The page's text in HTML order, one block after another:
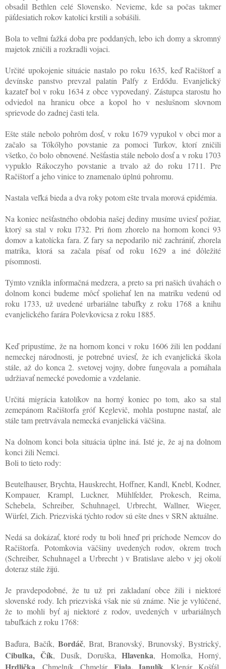
obsadil Bethlen celé Slovensko. Nevieme, kde sa počas takmer
päťdesiatich rokov katolíci krstili a sobášili.
Bola to veľmi ťažká doba pre poddaných, lebo ich domy a skromný
majetok zničili a rozkradli vojaci.
Určité upokojenie situácie nastalo po roku 1635, keď Račištorf a
devínske panstvo prevzal palatín Palfy z Erdődu. Evanjelický
kazateľ bol v roku 1634 z obce vypovedaný. Zástupca starostu ho
odviedol na hranicu obce a kopol ho v neslušnom slovnom
sprievode do zadnej časti tela.
Ešte stále nebolo pohrôm dosť, v roku 1679 vypukol v obci mor a
začalo sa Tőkőlyho povstanie za pomoci Turkov, ktorí zničili
všetko, čo bolo obnovené. Nešťastia stále nebolo dosť a v roku 1703
vypuklo Rákoczyho povstanie a trvalo až do roku 1711. Pre
Račištorf a jeho vinice to znamenalo úplnú pohromu.
Nastala veľká bieda a dva roky potom ešte trvala morová epidémia.
Na koniec nešťastného obdobia našej dediny musíme uviesť požiar,
ktorý sa stal v roku l732. Pri ňom zhorelo na hornom konci 93
domov a katolícka fara. Z fary sa nepodarilo nič zachrániť, zhorela
matrika, ktorá sa začala písať od roku 1629 a iné dôležité
písomnosti.
Týmto vznikla informačná medzera, a preto sa pri našich úvahách o
dolnom konci budeme môcť spoliehať len na matriku vedenú od
roku 1733, už uvedené urbariálne tabuľky z roku 1768 a knihu
evanjelického farára Polevkovicsa z roku 1885.
Keď pripustíme, že na hornom konci v roku 1606 žili len poddaní
nemeckej národnosti, je potrebné uviesť, že ich evanjelická škola
stále, až do konca 2. svetovej vojny, dobre fungovala a pomáhala
udržiavať nemecké povedomie a vzdelanie.
Určitá migrácia katolíkov na horný koniec po tom, ako sa stal
zemepánom Račištorfa gróf Keglevič, mohla postupne nastať, ale
stále tam pretrvávala nemecká evanjelická väčšina.
Na dolnom konci bola situácia úplne iná. Isté je, že aj na dolnom
konci žili Nemci.
Boli to tieto rody:
Beutelhauser, Brychta, Hauskrecht, Hoffner, Kandl, Knebl, Kodner,
Kompauer, Krampl, Luckner, Mühlfelder, Prokesch, Reima,
Schebela, Schreiber, Schuhnagel, Urbrecht, Wallner, Wieger,
Würfel, Zich. Priezviská týchto rodov sú ešte dnes v SRN aktuálne.
Nedá sa dokázať, ktoré rody tu boli hneď pri príchode Nemcov do
Račištorfa. Potomkovia väčšiny uvedených rodov, okrem troch
(Schreiber, Schuhnagel a Urbrecht ) v Bratislave alebo v jej okolí
doteraz stále žijú.
Je pravdepodobné, že tu už pri zakladaní obce žili i niektoré
slovenské rody. Ich priezviská však nie sú známe. Nie je vylúčené,
že to mohli byť aj niektoré z rodov, uvedených v urbariálnych
tabuľkách z roku 1768:
Baďura, Bačík, Bordáč, Brat, Branovský, Brunovský, Bystrický,
Cibulka, Čík, Dusík, Doruška,Hlavenka, Homolka, Horný,
Hrdlička , Chmelník, Chmelár, Fiala, Janulík , Klenár, Košťál,